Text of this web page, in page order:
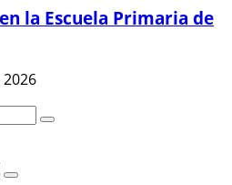
la Escuela Primaria de
2026